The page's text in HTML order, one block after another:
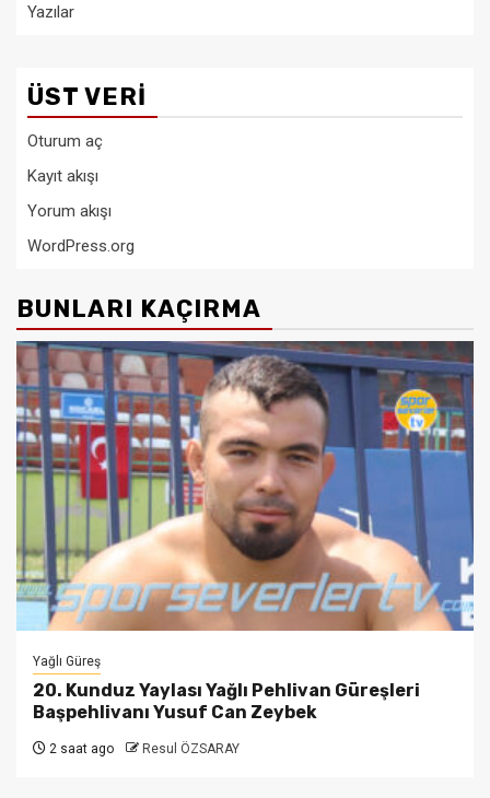
Yazılar
ÜST VERI
Oturum aç
Kayıt akışı
Yorum akışı
WordPress.org
BUNLARI KAÇIRMA
Yağlı Güreş
20. Kunduz Yaylası Yağlı Pehlivan Güreşleri
Başpehlivanı Yusuf Can Zeybek
2 saat ago Resul ÖZSARAY